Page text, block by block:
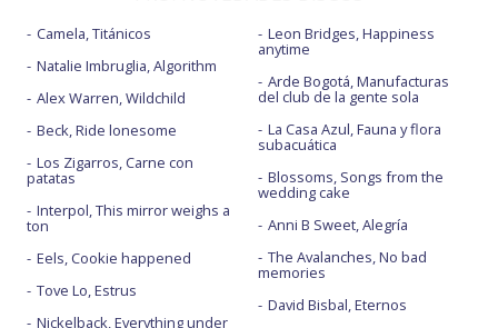
Camela, Titánicos
Natalie Imbruglia, Algorithm
Alex Warren, Wildchild
Beck, Ride lonesome
Los Zigarros, Carne con
patatas
Interpol, This mirror weighs a
ton
Eels, Cookie happened
Tove Lo, Estrus
Nickelback, Everything under
Leon Bridges, Happiness
anytime
Arde Bogotá, Manufacturas
del club de la gente sola
La Casa Azul, Fauna y flora
subacuática
Blossoms, Songs from the
wedding cake
Anni B Sweet, Alegría
The Avalanches, No bad
memories
David Bisbal, Eternos